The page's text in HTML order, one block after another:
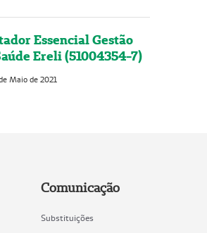
Essencial Gestão
Ereli (51004354-7)
Maio de 2021
Comunicação
Substituições